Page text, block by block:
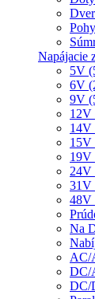
Napájacie
5V
6V
9V
12V
14V
15V
19V
24V
31V
48V
Na
AC/
DC/
DC/